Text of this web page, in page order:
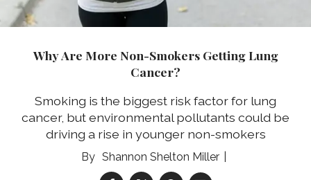
Why Are More Non-Smokers Getting Lung
Cancer?
Smoking is the biggest risk factor for lung
cancer, but environmental pollutants could be
driving a rise in younger non-smokers
Shannon Shelton Miller